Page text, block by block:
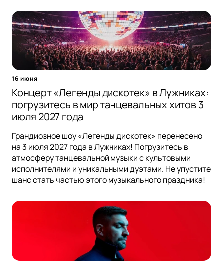
16 июня
Концерт «Легенды дискотек» в Лужниках:
погрузитесь в мир танцевальных хитов 3
июля 2027 года
Грандиозное шоу «Легенды дискотек» перенесено
на 3 июля 2027 года в Лужниках! Погрузитесь в
атмосферу танцевальной музыки с культовыми
исполнителями и уникальными дуэтами. Не упустите
шанс стать частью этого музыкального праздника!